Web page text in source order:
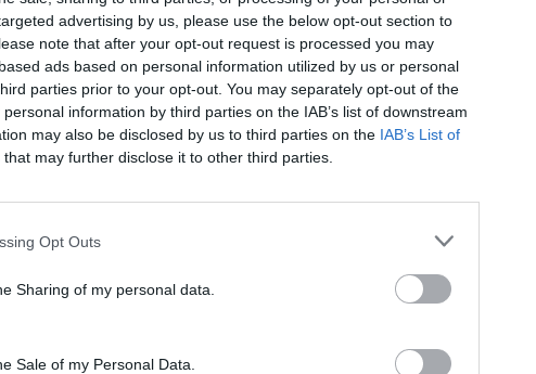
advertising by us, please use the below opt-out section to
note that after your opt-out request is processed you may
ads based on personal information utilized by us or personal
parties prior to your opt-out. You may separately opt-out of the
information by third parties on the IAB’s list of downstream
may also be disclosed by us to third parties on the IAB’s List of
that may further disclose it to other third parties.
Opt Outs
Sharing of my personal data.
Sale of my Personal Data.
SEGUICI SUI SOCIAL
Ricordiamo i nostri cari